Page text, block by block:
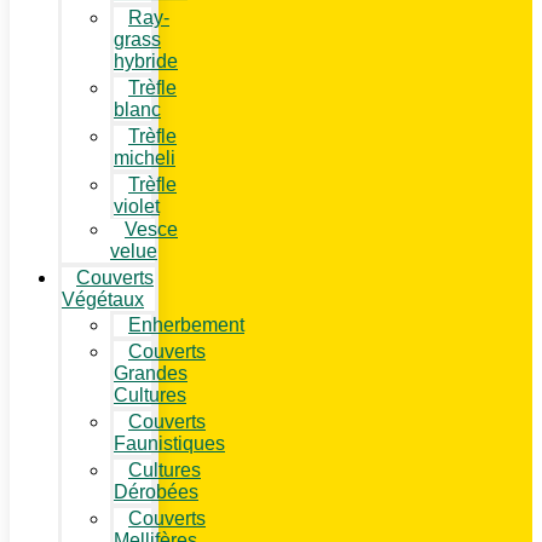
Ray-
grass
hybride
Trèfle
blanc
Trèfle
micheli
Trèfle
violet
Vesce
velue
Couverts
Végétaux
Enherbement
Couverts
Grandes
Cultures
Couverts
Faunistiques
Cultures
Dérobées
Couverts